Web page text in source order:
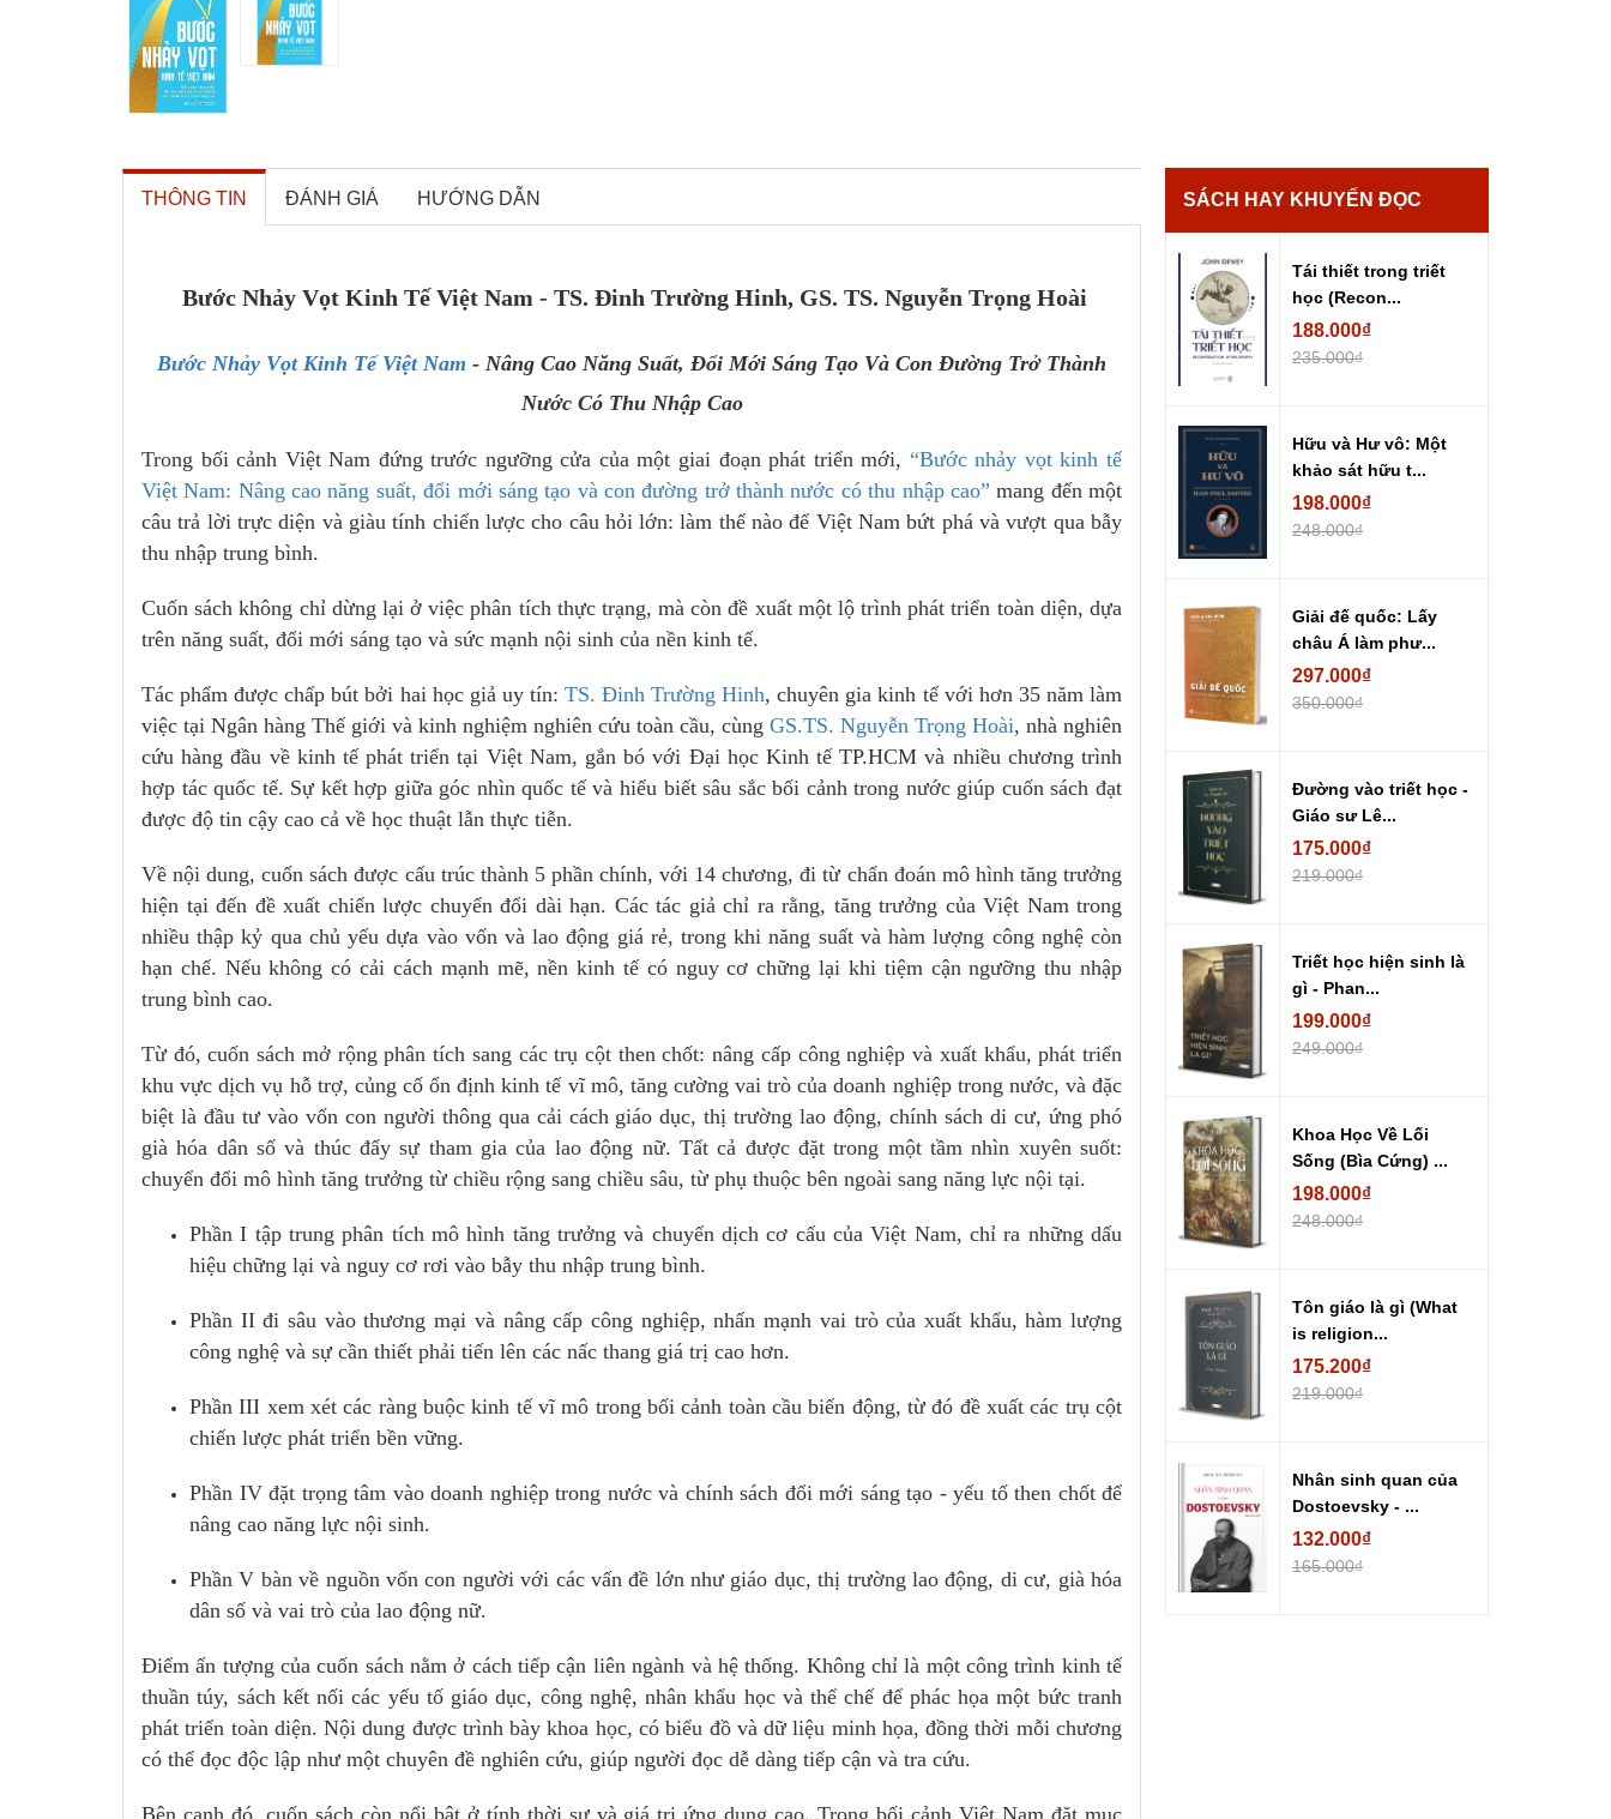
THÔNG TIN ĐÁNH GIÁ HƯỚNG DẪN
Bước Nhảy Vọt Kinh Tế Việt Nam - TS. Đinh Trường Hinh, GS. TS. Nguyễn Trọng Hoài
Bước Nhảy Vọt Kinh Tế Việt Nam - Nâng Cao Năng Suất, Đổi Mới Sáng Tạo Và Con Đường Trở Thành
Nước Có Thu Nhập Cao
Trong bối cảnh Việt Nam đứng trước ngưỡng cửa của một giai đoạn phát triển mới, “Bước nhảy vọt kinh tế
Việt Nam: Nâng cao năng suất, đổi mới sáng tạo và con đường trở thành nước có thu nhập cao” mang đến một
câu trả lời trực diện và giàu tính chiến lược cho câu hỏi lớn: làm thế nào để Việt Nam bứt phá và vượt qua bẫy
thu nhập trung bình.
Cuốn sách không chỉ dừng lại ở việc phân tích thực trạng, mà còn đề xuất một lộ trình phát triển toàn diện, dựa
trên năng suất, đổi mới sáng tạo và sức mạnh nội sinh của nền kinh tế.
Tác phẩm được chấp bút bởi hai học giả uy tín: TS. Đinh Trường Hinh, chuyên gia kinh tế với hơn 35 năm làm
việc tại Ngân hàng Thế giới và kinh nghiệm nghiên cứu toàn cầu, cùng GS.TS. Nguyễn Trọng Hoài, nhà nghiên
cứu hàng đầu về kinh tế phát triển tại Việt Nam, gắn bó với Đại học Kinh tế TP.HCM và nhiều chương trình
hợp tác quốc tế. Sự kết hợp giữa góc nhìn quốc tế và hiểu biết sâu sắc bối cảnh trong nước giúp cuốn sách đạt
được độ tin cậy cao cả về học thuật lẫn thực tiễn.
Về nội dung, cuốn sách được cấu trúc thành 5 phần chính, với 14 chương, đi từ chẩn đoán mô hình tăng trưởng
hiện tại đến đề xuất chiến lược chuyển đổi dài hạn. Các tác giả chỉ ra rằng, tăng trưởng của Việt Nam trong
nhiều thập kỷ qua chủ yếu dựa vào vốn và lao động giá rẻ, trong khi năng suất và hàm lượng công nghệ còn
hạn chế. Nếu không có cải cách mạnh mẽ, nền kinh tế có nguy cơ chững lại khi tiệm cận ngưỡng thu nhập
trung bình cao.
Từ đó, cuốn sách mở rộng phân tích sang các trụ cột then chốt: nâng cấp công nghiệp và xuất khẩu, phát triển
khu vực dịch vụ hỗ trợ, củng cố ổn định kinh tế vĩ mô, tăng cường vai trò của doanh nghiệp trong nước, và đặc
biệt là đầu tư vào vốn con người thông qua cải cách giáo dục, thị trường lao động, chính sách di cư, ứng phó
già hóa dân số và thúc đẩy sự tham gia của lao động nữ. Tất cả được đặt trong một tầm nhìn xuyên suốt:
chuyển đổi mô hình tăng trưởng từ chiều rộng sang chiều sâu, từ phụ thuộc bên ngoài sang năng lực nội tại.
Phần I tập trung phân tích mô hình tăng trưởng và chuyển dịch cơ cấu của Việt Nam, chỉ ra những dấu
hiệu chững lại và nguy cơ rơi vào bẫy thu nhập trung bình.
Phần II đi sâu vào thương mại và nâng cấp công nghiệp, nhấn mạnh vai trò của xuất khẩu, hàm lượng
công nghệ và sự cần thiết phải tiến lên các nấc thang giá trị cao hơn.
Phần III xem xét các ràng buộc kinh tế vĩ mô trong bối cảnh toàn cầu biến động, từ đó đề xuất các trụ cột
chiến lược phát triển bền vững.
Phần IV đặt trọng tâm vào doanh nghiệp trong nước và chính sách đổi mới sáng tạo - yếu tố then chốt để
nâng cao năng lực nội sinh.
Phần V bàn về nguồn vốn con người với các vấn đề lớn như giáo dục, thị trường lao động, di cư, già hóa
dân số và vai trò của lao động nữ.
Điểm ấn tượng của cuốn sách nằm ở cách tiếp cận liên ngành và hệ thống. Không chỉ là một công trình kinh tế
thuần túy, sách kết nối các yếu tố giáo dục, công nghệ, nhân khẩu học và thể chế để phác họa một bức tranh
phát triển toàn diện. Nội dung được trình bày khoa học, có biểu đồ và dữ liệu minh họa, đồng thời mỗi chương
có thể đọc độc lập như một chuyên đề nghiên cứu, giúp người đọc dễ dàng tiếp cận và tra cứu.
Bên cạnh đó, cuốn sách còn nổi bật ở tính thời sự và giá trị ứng dụng cao. Trong bối cảnh Việt Nam đặt mục
SÁCH HAY KHUYẾN ĐỌC
Tái thiết trong triết
học (Recon...
188.000₫
235.000₫
Hữu và Hư vô: Một
khảo sát hữu t...
198.000₫
248.000₫
Giải đế quốc: Lấy
châu Á làm phư...
297.000₫
350.000₫
Đường vào triết học -
Giáo sư Lê...
175.000₫
219.000₫
Triết học hiện sinh là
gì - Phan...
199.000₫
249.000₫
Khoa Học Về Lối
Sống (Bìa Cứng) ...
198.000₫
248.000₫
Tôn giáo là gì (What
is religion...
175.200₫
219.000₫
Nhân sinh quan của
Dostoevsky - ...
132.000₫
165.000₫